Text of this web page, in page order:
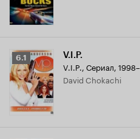
Рейтинг
Кинопоиска
6.1
6.1 V.I.P.
V.I.P., Сериал,
David Chokachi